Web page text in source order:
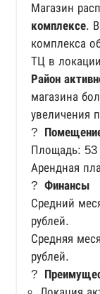
Магазин
комплексе.
комплекса
ТЦ в
Район
магазина
увеличения
?
Площадь:
Арендная
? Финансы
Средний
рублей.
Средняя
рублей.
?